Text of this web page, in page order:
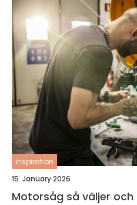
inspiration
15. January 2026
Motorsåg så väljer och sköter du din